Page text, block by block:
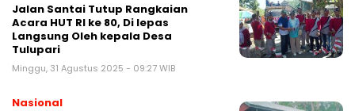
Jalan Santai Tutup Rangkaian
Acara HUT RI ke 80, Di lepas
Langsung Oleh kepala Desa
Tulupari
Minggu, 31 Agustus 2025 - 09:27 WIB
Nasional